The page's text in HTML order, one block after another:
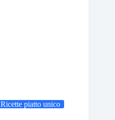
Ricette piatto unico